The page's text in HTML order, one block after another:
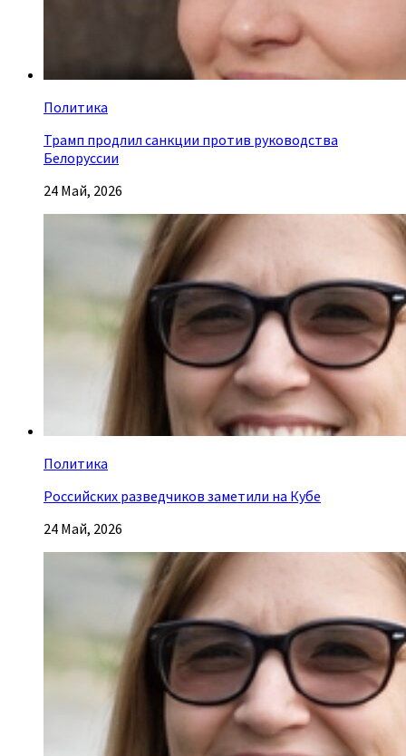
Политика
Трамп продлил санкции против руководства
Белоруссии
24 Май, 2026
Политика
Российских разведчиков заметили на Кубе
24 Май, 2026